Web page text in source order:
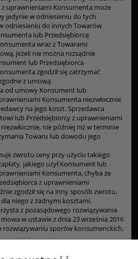
z uprawnieniami Konsumenta może
jedynie w odniesieniu do tych
odniesieniu do innych Towarów
lub Przedsiębiorcę
wraz z Towarami
jeżeli nie można rozsądnie
lub Przedsiębiorca
zgodził się zatrzymać
z umową.
od umowy Konsument lub
Konsumenta niezwłocznie
na jego koszt. Sprzedawca
lub Przedsiębiorcy z uprawnieniami
nie później niż w terminie
Towaru lub dowodu jego
zwrotu ceny przy użyciu takiego
jakiego użył Konsument lub
Konsumenta, chyba że
z uprawnieniami
zgodził się na inny sposób zwrotu,
niego z żadnymi kosztami.
z pozasądowego rozwiązywania
w ustawie z dnia 23 września 2016
rozwiązywaniu sporów konsumenckich.